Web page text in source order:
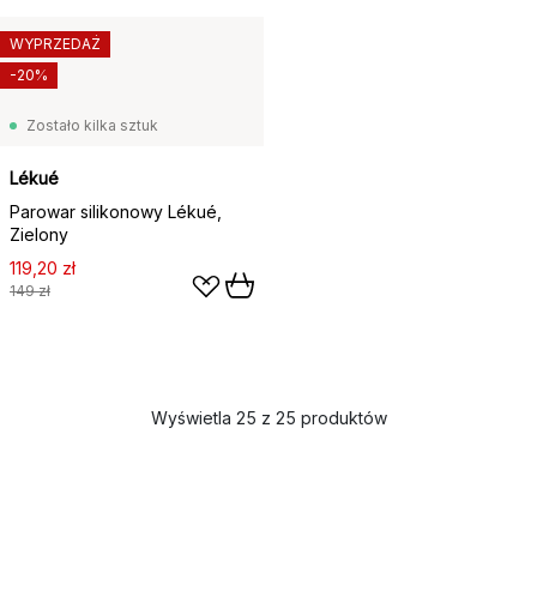
Zostało kilka sztuk
Lékué
Parowar silikonowy Lékué,
Zielony
119,20 zł
149 zł
WYPRZEDAŻ
-20%
Wyświetla 25 z 25 produktów